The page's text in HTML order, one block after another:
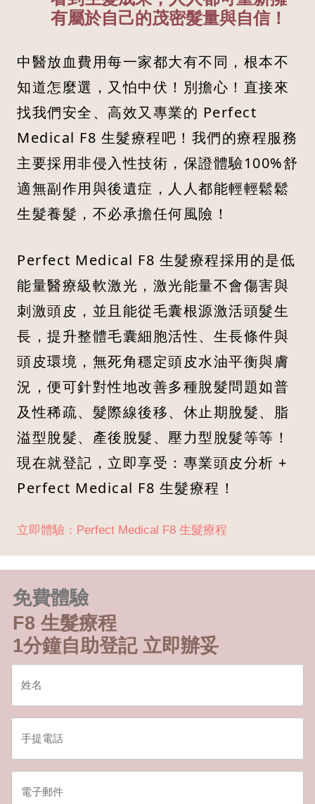
有屬於自己的茂密髮量與自信！
中醫放血費用每一家都大有不同，根本不
知道怎麼選，又怕中伏！別擔心！直接來
找我們安全、高效又專業的 Perfect
Medical F8 生髮療程吧！我們的療程服務
主要採用非侵入性技術，保證體驗100%舒
適無副作用與後遺症，人人都能輕輕鬆鬆
生髮養髮，不必承擔任何風險！
Perfect Medical F8 生髮療程採用的是低
能量醫療級軟激光，激光能量不會傷害與
刺激頭皮，並且能從毛囊根源激活頭髮生
長，提升整體毛囊細胞活性、生長條件與
頭皮環境，無死角穩定頭皮水油平衡與膚
況，便可針對性地改善多種脫髮問題如普
及性稀疏、髮際線後移、休止期脫髮、脂
溢型脫髮、產後脫髮、壓力型脫髮等等！
現在就登記，立即享受：專業頭皮分析 +
Perfect Medical F8 生髮療程！
立即體驗：Perfect Medical F8 生髮療程
免費體驗
F8 生髮療程
1分鐘自助登記 立即辦妥